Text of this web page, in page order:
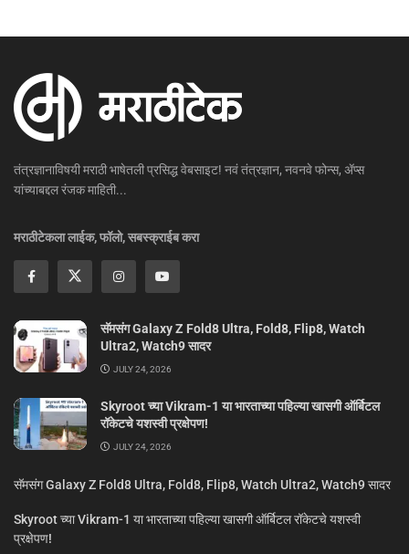
तंत्रज्ञानाविषयी मराठी भाषेतली प्रसिद्ध वेबसाइट! नवं तंत्रज्ञान, नवनवे फोन्स, ॲप्स
यांच्याबद्दल रंजक माहिती...
मराठीटेकला लाईक, फॉलो, सबस्क्राईब करा
सॅमसंग Galaxy Z Fold8 Ultra, Fold8, Flip8, Watch
Ultra2, Watch9 सादर
JULY 24, 2026
Skyroot च्या Vikram-1 या भारताच्या पहिल्या खासगी ऑर्बिटल
रॉकेटचे यशस्वी प्रक्षेपण!
JULY 24, 2026
सॅमसंग Galaxy Z Fold8 Ultra, Fold8, Flip8, Watch Ultra2, Watch9 सादर
Skyroot च्या Vikram-1 या भारताच्या पहिल्या खासगी ऑर्बिटल रॉकेटचे यशस्वी
प्रक्षेपण!